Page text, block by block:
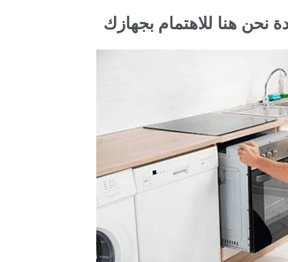
نحن هنا للاهتمام بجهازك